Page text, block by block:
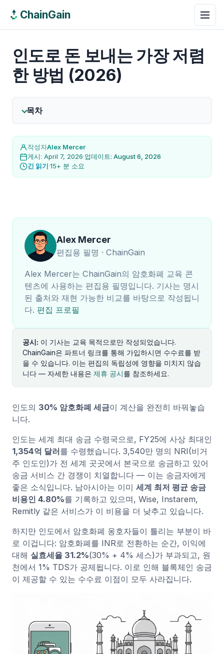
ChainGain
인도로 돈 보내는 가장 저렴
한 방법 (2026)
목차
작성자Alex Mercer
게시: April 7, 2026·업데이트: August 6, 2026
긴 읽기·15+ 분 소요
Alex Mercer
편집용 필명 · ChainGain
Alex Mercer는 ChainGain의 암호화폐 교육 콘
텐츠에 사용하는 편집용 필명입니다. 기사는 명시
된 출처와 재현 가능한 비교를 바탕으로 작성됩니
다. 편집 프로필
공시: 이 기사는 교육 목적으로만 작성되었습니다.
ChainGain은 파트너 링크를 통해 가입하시면 수수료를 받
을 수 있습니다. 이는 편집의 독립성에 영향을 미치지 않습
니다 — 자세한 내용은 제휴 공시를 참조하세요.
인도의 30% 암호화폐 세금이 계산을 완전히 바꿔놓습
니다.
인도는 세계 최대 송금 수령국으로, FY25에 사상 최대인
1,354억 달러를 수령했습니다. 3,540만 명의 NRI(비거
주 인도인)가 전 세계 곳곳에서 본국으로 송금하고 있어
송금 서비스 간 경쟁이 치열합니다 — 이는 송금자에게
좋은 소식입니다. 남아시아는 이미 세계 최저 평균 송금
비용인 4.80%를 기록하고 있으며, Wise, Instarem,
Remitly 같은 서비스가 이 비용을 더 낮추고 있습니다.
하지만 인도에서 암호화폐 옹호자들이 틀리는 부분이 바
로 이겁니다: 암호화폐를 INR로 전환하는 순간, 이익에
대해 실효세율 31.2%(30% + 4% 세스)가 부과되고, 원
천에서 1% TDS가 공제됩니다. 이로 인해 블록체인 송금
이 제공할 수 있는 수수료 이점이 모두 사라집니다.